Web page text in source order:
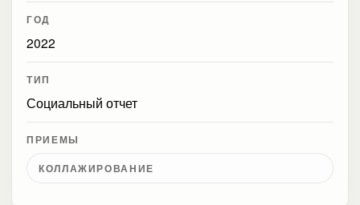
ГОД
2022
ТИП
Социальный отчет
ПРИЕМЫ
КОЛЛАЖИРОВАНИЕ